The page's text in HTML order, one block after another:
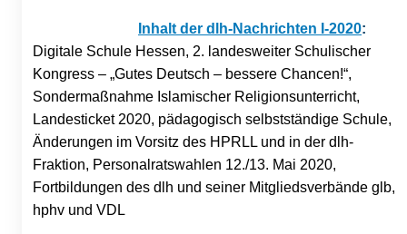
Inhalt der dlh-Nachrichten I-2020:
Digitale Schule Hessen, 2. landesweiter Schulischer
Kongress – „Gutes Deutsch – bessere Chancen!“,
Sondermaßnahme Islamischer Religionsunterricht,
Landesticket 2020, pädagogisch selbstständige Schule,
Änderungen im Vorsitz des HPRLL und in der dlh-
Fraktion, Personalratswahlen 12./13. Mai 2020,
Fortbildungen des dlh und seiner Mitgliedsverbände glb,
hphv und VDL